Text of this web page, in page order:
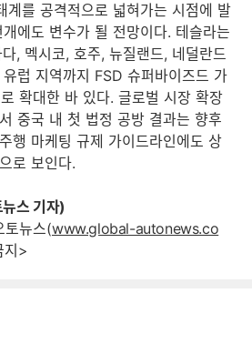
계를 공격적으로 넓혀가는 시점에 발
에도 변수가 될 전망이다. 테슬라는
, 멕시코, 호주, 뉴질랜드, 네덜란드
럽 지역까지 FSD 슈퍼바이즈드 가
확대한 바 있다. 글로벌 시장 확장
중국 내 첫 법정 공방 결과는 향후
행 마케팅 규제 가이드라인에도 상
로 보인다.
스 기자)
토뉴스(www.global-autonews.co
지>